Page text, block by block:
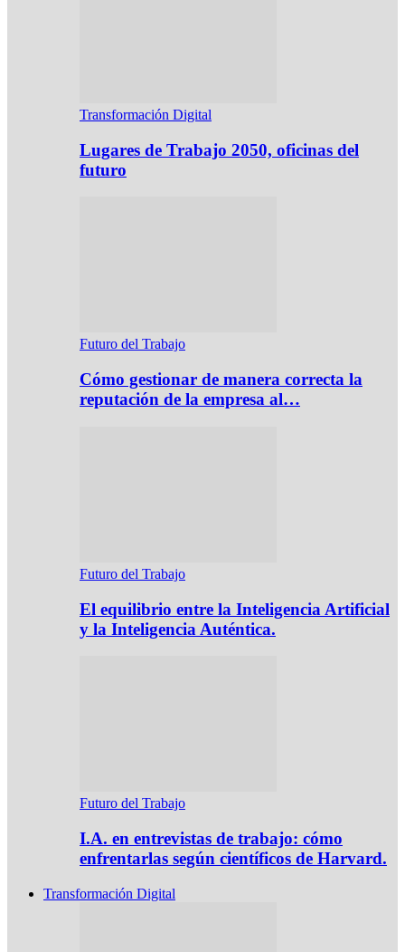
Transformación Digital
Lugares de Trabajo 2050, oficinas del
futuro
Futuro del Trabajo
Cómo gestionar de manera correcta la
reputación de la empresa al…
Futuro del Trabajo
El equilibrio entre la Inteligencia Artificial
y la Inteligencia Auténtica.
Futuro del Trabajo
I.A. en entrevistas de trabajo: cómo
enfrentarlas según científicos de Harvard.
Transformación Digital